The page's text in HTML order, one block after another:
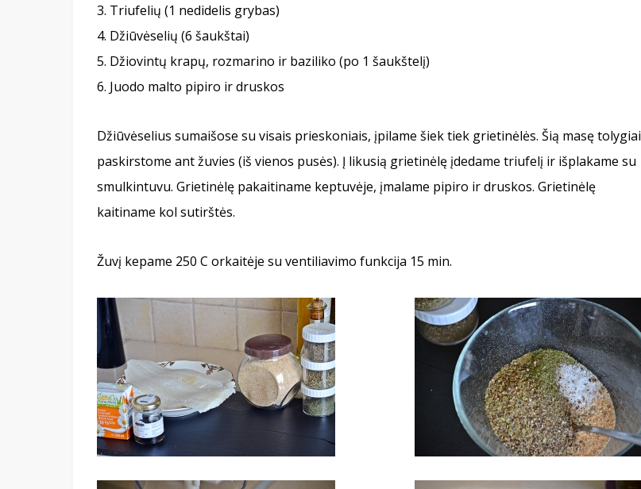
Triufelių (1 nedidelis grybas)
Džiūvėselių (6 šaukštai)
Džiovintų krapų, rozmarino ir baziliko (po 1 šaukštelį)
Juodo malto pipiro ir druskos
Džiūvėselius sumaišose su visais prieskoniais, įpilame šiek tiek grietinėlės. Šią masę tolygiai
paskirstome ant žuvies (iš vienos pusės). Į likusią grietinėlę įdedame triufelį ir išplakame su
smulkintuvu. Grietinėlę pakaitiname keptuvėje, įmalame pipiro ir druskos. Grietinėlę
kaitiname kol sutirštės.
Žuvį kepame 250 C orkaitėje su ventiliavimo funkcija 15 min.